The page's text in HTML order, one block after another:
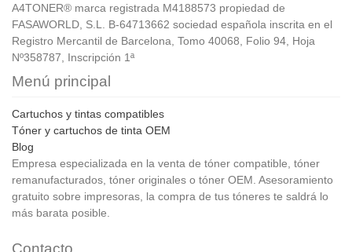
A4TONER® marca registrada M4188573 propiedad de
FASAWORLD, S.L. B-64713662 sociedad española inscrita en el
Registro Mercantil de Barcelona, Tomo 40068, Folio 94, Hoja
Nº358787, Inscripción 1ª
Menú principal
Cartuchos y tintas compatibles
Tóner y cartuchos de tinta OEM
Blog
Empresa especializada en la venta de tóner compatible, tóner
remanufacturados, tóner originales o tóner OEM. Asesoramiento
gratuito sobre impresoras, la compra de tus tóneres te saldrá lo
más barata posible.